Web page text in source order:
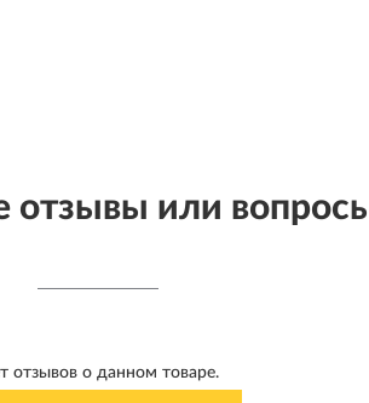
отзывы или
отзывов о данном товаре.